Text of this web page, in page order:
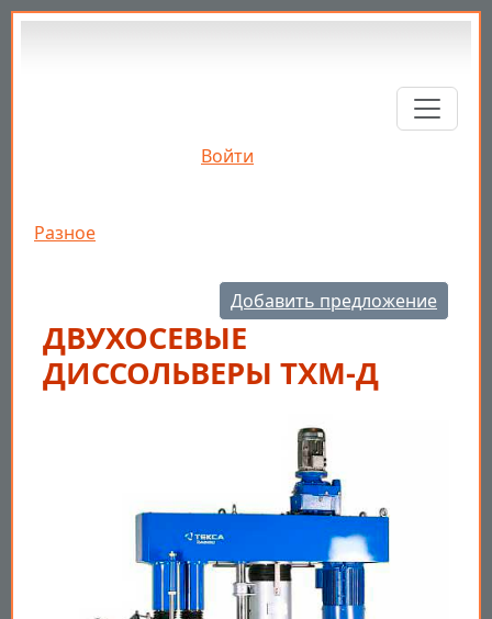
Перейти к основному содержанию
Войти
Строка навигации
Разное
Добавить предложение
ДВУХОСЕВЫЕ
ДИССОЛЬВЕРЫ ТХМ-Д